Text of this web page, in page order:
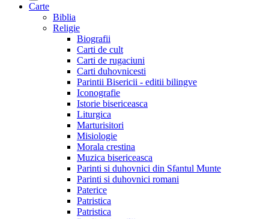
Carte
Biblia
Religie
Biografii
Carti de cult
Carti de rugaciuni
Carti duhovnicesti
Parintii Bisericii - editii bilingve
Iconografie
Istorie bisericeasca
Liturgica
Marturisitori
Misiologie
Morala crestina
Muzica bisericeasca
Parinti si duhovnici din Sfantul Munte
Parinti si duhovnici romani
Paterice
Patristica
Patristica